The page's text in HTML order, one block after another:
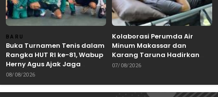
BARU
Buka Turnamen Tenis dalam
Rangka HUT RI ke-81, Wabup
Herny Agus Ajak Jaga
Kebersamaan dan
Sportivitas
08/08/2026
Kolaborasi Perumda Air
Minum Makassar dan
Karang Taruna Hadirkan
Aksi Donor Darah untuk
07/08/2026